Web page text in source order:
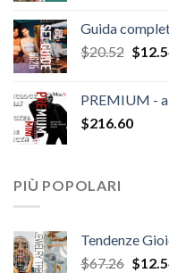
Guida
$20.52 Il
era:
$20.52.
$
PREMIUM -
$216.60
PIÙ POPOLARI
Tendenze
$67.26 Il
$